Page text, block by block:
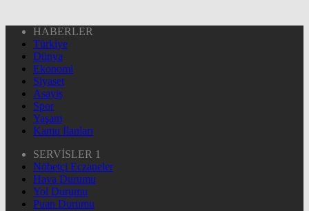
HABERLER
Türkiye
Dünya
Ekonomi
Siyaset
Asayiş
Spor
Yaşam
Kamu İlanları
SERVİSLER 1
Nöbetçi Eczaneler
Hava Durumu
Yol Durumu
Puan Durumu